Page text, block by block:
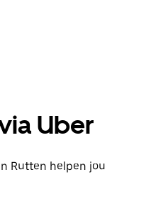
Uber
Rutten helpen jou